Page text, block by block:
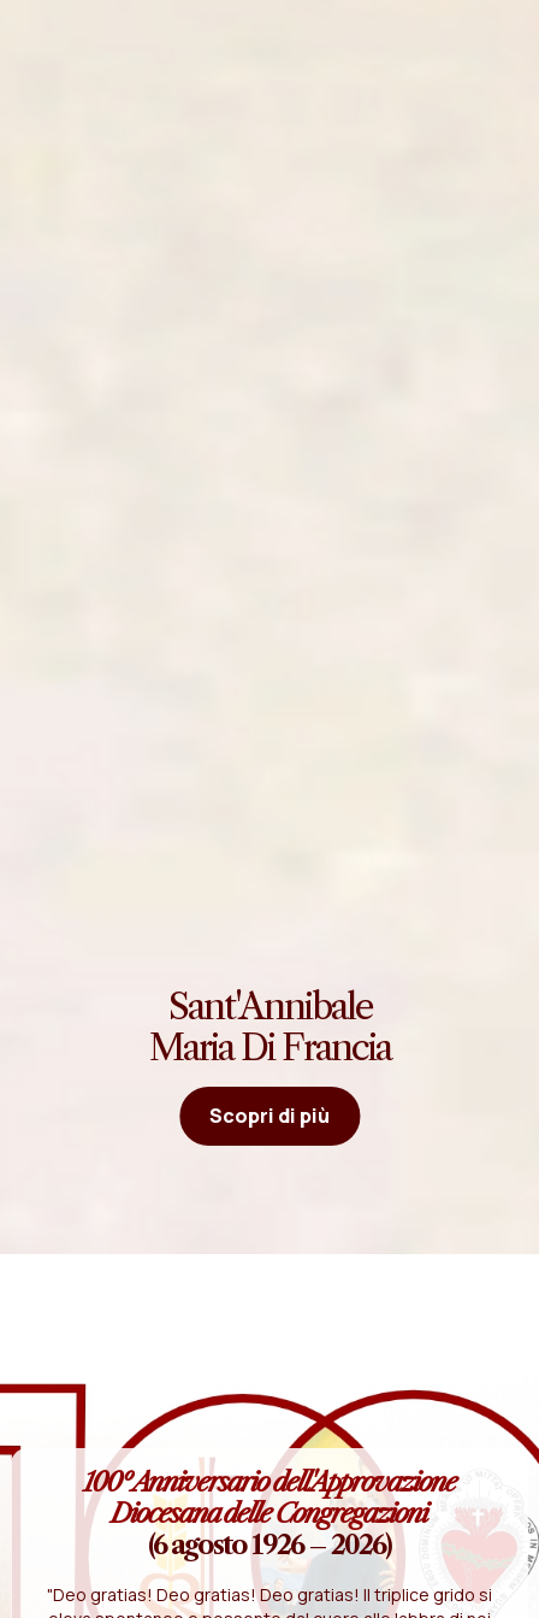
Sant'Annibale
Maria Di Francia
Scopri di più
100º Anniversario dell'Approvazione
Diocesana delle Congregazioni
(6 agosto 1926 – 2026)
"Deo gratias! Deo gratias! Deo gratias! Il triplice grido si